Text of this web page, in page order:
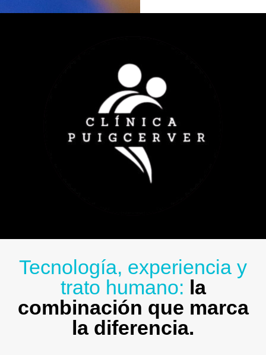
Tecnología, experiencia y
trato humano: la
combinación que marca
la diferencia.